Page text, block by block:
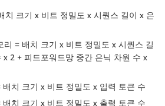
치 크기 x 비트 정밀도 x 시퀀스 길이 x 은
리 = 배치 크기 x 비트 정밀도 x 시퀀스 길
x 2 + 피드포워드망 중간 은닉 차원 수 x
치 크기 x 비트 정밀도 x 입력 토큰 수
치 크기 x 비트 정밀도 x 출력 토큰 수